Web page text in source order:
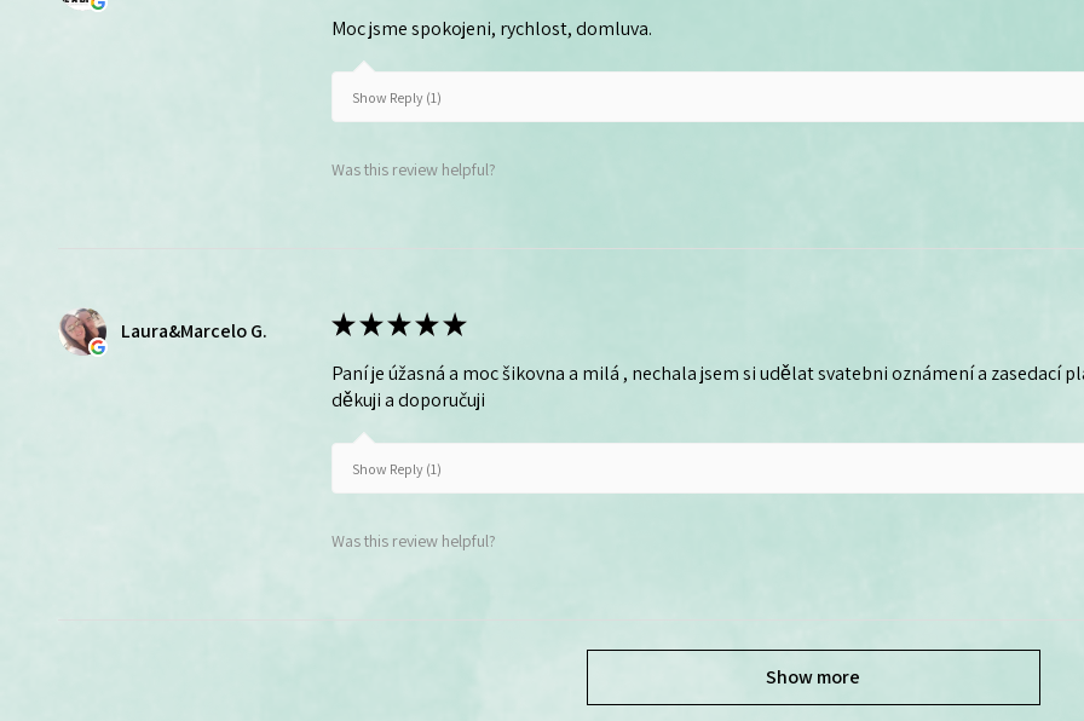
Moc jsme spokojeni, rychlost, domluva.
Show Reply (1)
Was this review helpful?
Laura&Marcelo G. ★★★★★
Paní je úžasná a moc šikovna a milá , nechala jsem si udělat svatebni oznámení a
děkuji a doporučuji
Show Reply (1)
Was this review helpful?
Show more